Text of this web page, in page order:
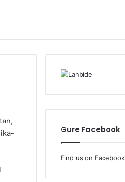
Gure Facebook
Find us on Facebook